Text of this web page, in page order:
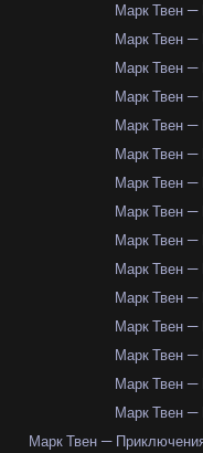
Марк Твен —
Марк Твен —
Марк Твен —
Марк Твен —
Марк Твен —
Марк Твен —
Марк Твен —
Марк Твен —
Марк Твен —
Марк Твен —
Марк Твен —
Марк Твен —
Марк Твен —
Марк Твен —
Марк Твен —
Марк Твен —